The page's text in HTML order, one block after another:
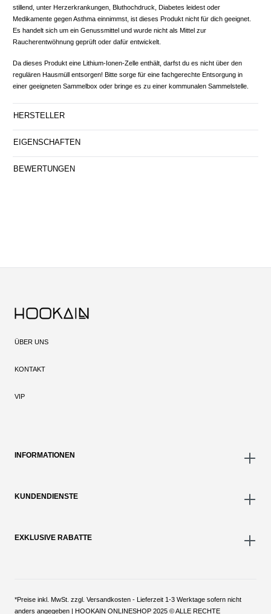
stillend, unter Herzerkrankungen, Bluthochdruck, Diabetes leidest oder
Medikamente gegen Asthma einnimmst, ist dieses Produkt nicht für dich geeignet.
Es handelt sich um ein Genussmittel und wurde nicht als Mittel zur
Raucherentwöhnung geprüft oder dafür entwickelt.
Da dieses Produkt eine Lithium-Ionen-Zelle enthält, darfst du es nicht über den
regulären Hausmüll entsorgen! Bitte sorge für eine fachgerechte Entsorgung in
einer geeigneten Sammelbox oder bringe es zu einer kommunalen Sammelstelle.
HERSTELLER
EIGENSCHAFTEN
BEWERTUNGEN
ÜBER UNS
KONTAKT
VIP
INFORMATIONEN
KUNDENDIENSTE
EXKLUSIVE RABATTE
*Preise inkl. MwSt. zzgl. Versandkosten - Lieferzeit 1-3 Werktage sofern nicht
anders angegeben | HOOKAIN ONLINESHOP 2025 © ALLE RECHTE